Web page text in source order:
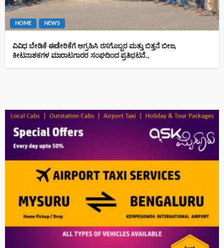
HOME NEWS
ವಿವಿಧ ಬೇಡಿಕೆ ಈಡೇರಿಕೆಗೆ ಆಗ್ರಹಿಸಿ ರಸಗೊಬ್ಬರ ಮತ್ತು ಬಿತ್ತನೆ ಬೀಜ,
ಕೀಟನಾಶಕಗಳ ಮಾರಾಟಗಾರರ ಸಂಘದಿಂದ ಪ್ರತಿಭಟನೆ.,